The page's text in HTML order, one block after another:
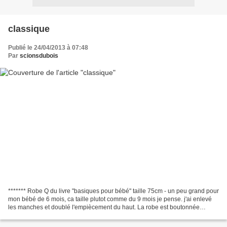
classique
Publié le 24/04/2013 à 07:48
Par scionsdubois
******* Robe Q du livre "basiques pour bébé" taille 75cm - un peu grand pour
mon bébé de 6 mois, ca taille plutot comme du 9 mois je pense. j'ai enlevé
les manches et doublé l'empiècement du haut. La robe est boutonnée